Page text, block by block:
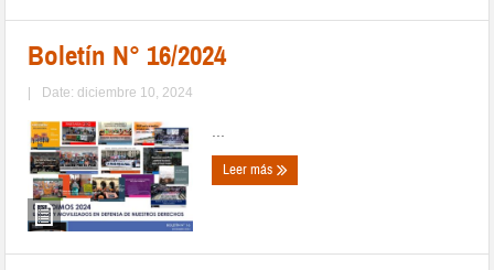
Boletín N° 16/2024
| Date: diciembre 10, 2024
Leer más